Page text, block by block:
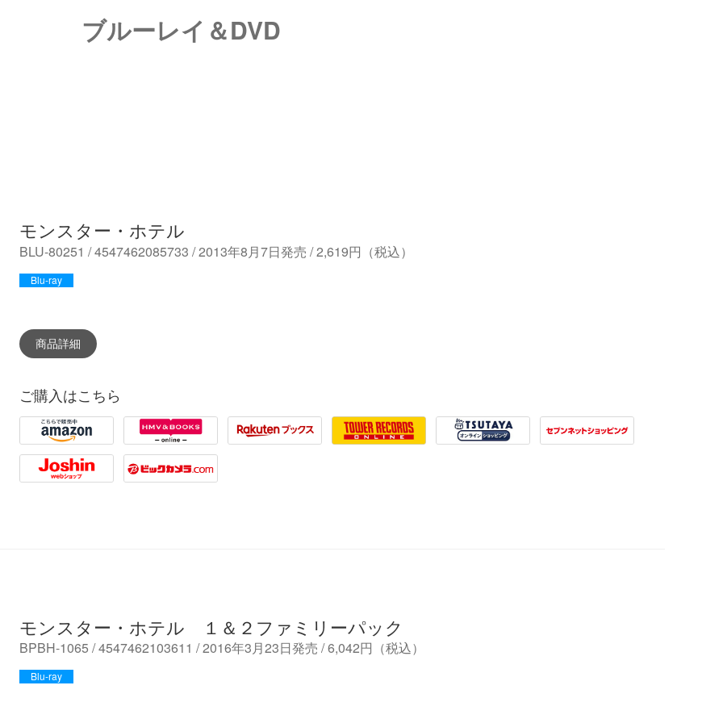
ブルーレイ＆DVD
モンスター・ホテル
BLU-80251 / 4547462085733 / 2013年8月7日発売 / 2,619円（税込）
Blu-ray
商品詳細
ご購入はこちら
Amazon HMV Rakuten Tower Records Tsutaya 7net
Joshin Biccamera
モンスター・ホテル １＆２ファミリーパック
BPBH-1065 / 4547462103611 / 2016年3月23日発売 / 6,042円（税込）
Blu-ray